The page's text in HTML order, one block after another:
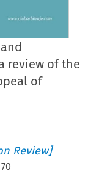
review of the
of
Review]
70